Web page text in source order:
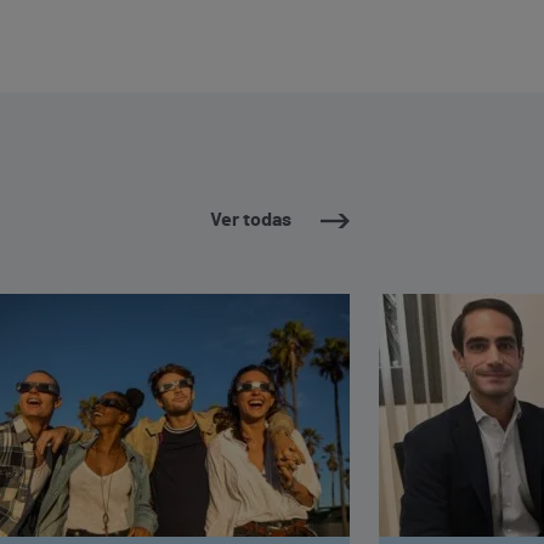
Ver todas